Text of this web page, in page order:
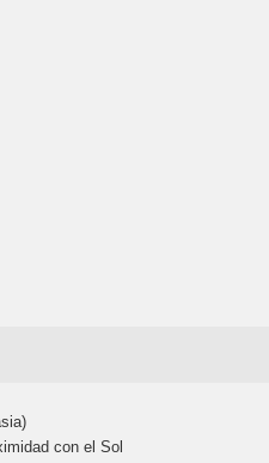
con el Sol